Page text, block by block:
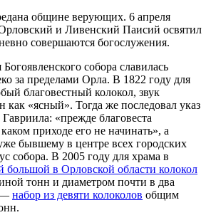
общине верующих. 6 апреля
и Ливенский Паисий освятил
совершаются богослужения.
собора славилась
за пределами Орла. В 1822 году для
благовестный колокол, звук
как «ясный». Тогда же последовал указ
«прежде благовеста
приходе его не начинать», а
бывшему в центре всех городских
собора. В 2005 году для храма в
большой в Орловской области колокол
тонн и диаметром почти в два
— набор из девяти колоколов общим